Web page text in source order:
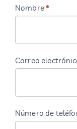
DUDAS
Nombre*
Correo
Número de
Si
humano,
deja
campo
en